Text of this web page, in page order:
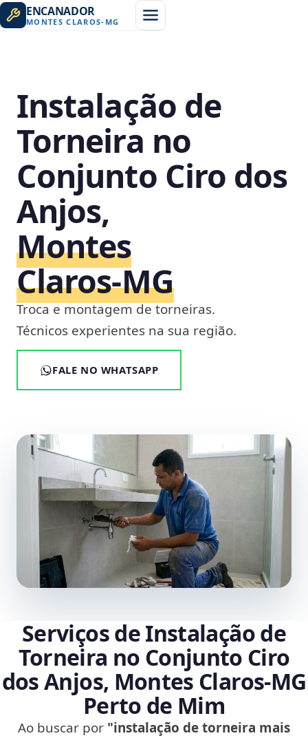
ENCANADOR
MONTES CLAROS- MG
Instalação de
Torneira no
Conjunto Ciro dos
Anjos,
Montes
Claros‑MG
Troca e montagem de torneiras.
Técnicos experientes na sua região.
FALE NO WHATSAPP
Serviços de Instalação de
Torneira no Conjunto Ciro
dos Anjos, Montes Claros‑MG
Perto de Mim
Ao buscar por "instalação de torneira mais